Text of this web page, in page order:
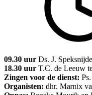
09.30 uur Ds. J.
18.30 uur T.C. de Leeuw
Zingen voor de dienst:
Organisten: dhr. Marnix